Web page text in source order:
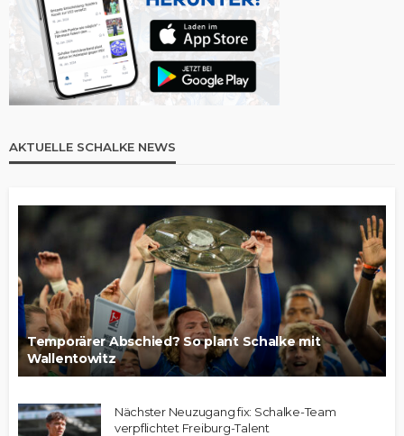
AKTUELLE SCHALKE NEWS
Temporärer Abschied? So plant Schalke mit
Wallentowitz
Nächster Neuzugang fix: Schalke-Team
verpflichtet Freiburg-Talent